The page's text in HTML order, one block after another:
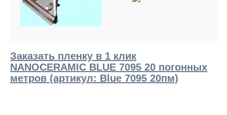
Заказать пленку в 1 клик
NANOCERAMIC BLUE 7095 20 погонных
метров (артикул: Blue 7095 20пм)